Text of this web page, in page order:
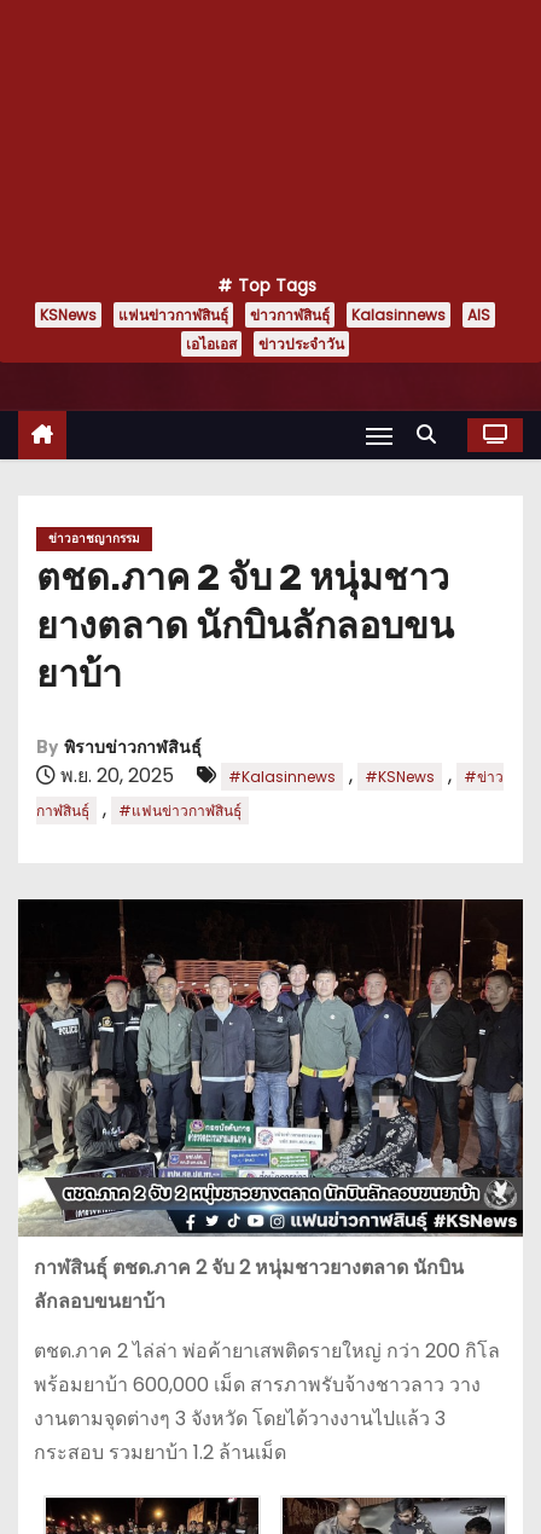
Top Tags
KSNews แฟนข่าวกาฬสินธุ์ ข่าวกาฬสินธุ์ Kalasinnews
AIS
เอไอเอส
ข่าวประจำวัน
ข่าวอาชญากรรม
ตชด.ภาค 2 จับ 2 หนุ่มชาว
ยางตลาด นักบินลักลอบขน
ยาบ้า
By พิราบข่าวกาฬสินธุ์
พ.ย. 20, 2025 #Kalasinnews , #KSNews ,
#ข่าว
กาฬสินธุ์
, #แฟนข่าวกาฬสินธุ์
กาฬสินธุ์ ตชด.ภาค 2 จับ 2 หนุ่มชาวยางตลาด นักบิน
ลักลอบขนยาบ้า
ตชด.ภาค 2 ไล่ล่า พ่อค้ายาเสพติดรายใหญ่ กว่า 200 กิโล
พร้อมยาบ้า 600,000 เม็ด สารภาพรับจ้างชาวลาว วาง
งานตามจุดต่างๆ 3 จังหวัด โดยได้วางงานไปแล้ว 3
กระสอบ รวมยาบ้า 1.2 ล้านเม็ด